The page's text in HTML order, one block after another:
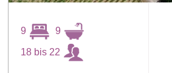
9 9
18 bis 22